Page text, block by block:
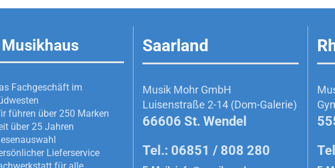
Musikhaus
Fachgeschäft im
führen über 250 Marken
über 25 Jahren
Lieferservice
Saarland
Musik Mohr GmbH
Luisenstraße 2-14 (Dom-Galerie)
66606 St. Wendel
Tel.: 06851 / 808 280